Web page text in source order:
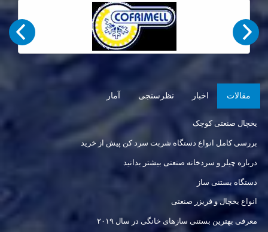
مقالات اخبار نظرسنجی آمار
یخچال صنعتی کوچک
بررسی کامل انواع دستگاه شربت سرد کن پیش از خرید
درباره چیلر و سردخانه صنعتی بیشتر بدانید
دستگاه بستنی ساز
انواع یخچال و فریزر صنعتی
معرفی بهترین بستنی سازهای خانگی در سال ۲۰۱۹